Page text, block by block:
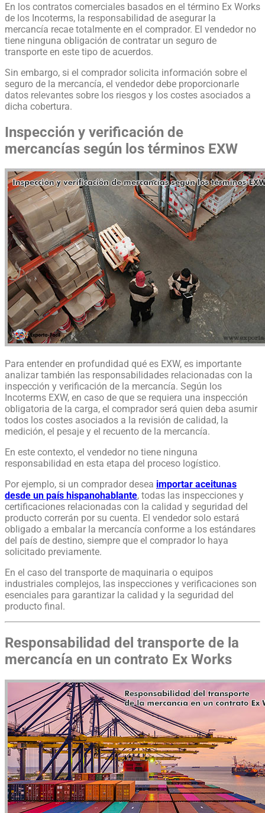
En los contratos comerciales basados en el término Ex Works
de los Incoterms, la responsabilidad de asegurar la
mercancía recae totalmente en el comprador. El vendedor no
tiene ninguna obligación de contratar un seguro de
transporte en este tipo de acuerdos.
Sin embargo, si el comprador solicita información sobre el
seguro de la mercancía, el vendedor debe proporcionarle
datos relevantes sobre los riesgos y los costes asociados a
dicha cobertura.
Inspección y verificación de
mercancías según los términos EXW
Para entender en profundidad qué es EXW, es importante
analizar también las responsabilidades relacionadas con la
inspección y verificación de la mercancía. Según los
Incoterms EXW, en caso de que se requiera una inspección
obligatoria de la carga, el comprador será quien deba asumir
todos los costes asociados a la revisión de calidad, la
medición, el pesaje y el recuento de la mercancía.
En este contexto, el vendedor no tiene ninguna
responsabilidad en esta etapa del proceso logístico.
Por ejemplo, si un comprador desea importar aceitunas
desde un país hispanohablante, todas las inspecciones y
certificaciones relacionadas con la calidad y seguridad del
producto correrán por su cuenta. El vendedor solo estará
obligado a embalar la mercancía conforme a los estándares
del país de destino, siempre que el comprador lo haya
solicitado previamente.
En el caso del transporte de maquinaria o equipos
industriales complejos, las inspecciones y verificaciones son
esenciales para garantizar la calidad y la seguridad del
producto final.
Responsabilidad del transporte de la
mercancía en un contrato Ex Works